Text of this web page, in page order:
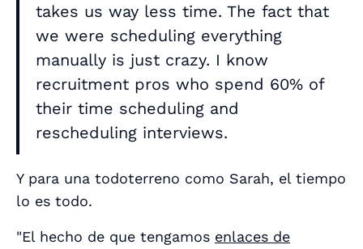
takes us way less time. The fact that
we were scheduling everything
manually is just crazy. I know
recruitment pros who spend 60% of
their time scheduling and
rescheduling interviews.
Y para una todoterreno como Sarah, el tiempo
lo es todo.
"El hecho de que tengamos enlaces de